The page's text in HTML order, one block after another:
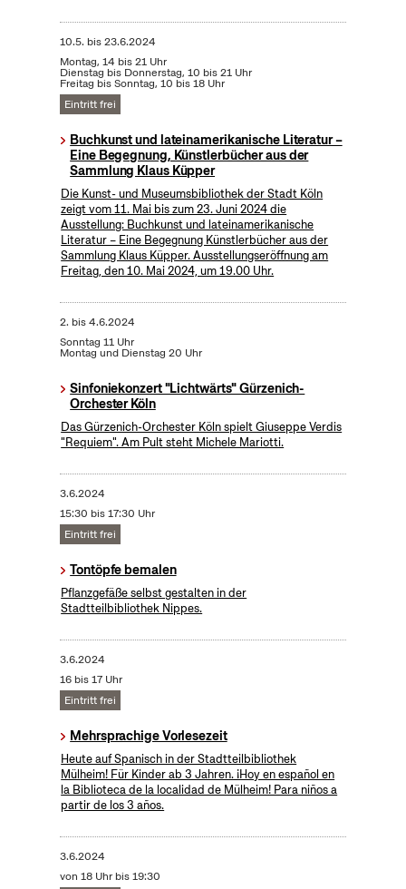
10.5. bis23.6.2024
Montag, 14 bis 21 Uhr
Dienstag bis Donnerstag, 10 bis 21 Uhr
Freitag bis Sonntag, 10 bis 18 Uhr
Eintritt frei
Buchkunst und lateinamerikanische Literatur –
Eine Begegnung, Künstlerbücher aus der
Sammlung Klaus Küpper
Die Kunst- und Museumsbibliothek der Stadt Köln
zeigt vom 11. Mai bis zum 23. Juni 2024 die
Ausstellung: Buchkunst und lateinamerikanische
Literatur – Eine Begegnung Künstlerbücher aus der
Sammlung Klaus Küpper. Ausstellungseröffnung am
Freitag, den 10. Mai 2024, um 19.00 Uhr.
2. bis4.6.2024
Sonntag 11 Uhr
Montag und Dienstag 20 Uhr
Sinfoniekonzert "Lichtwärts" Gürzenich-
Orchester Köln
Das Gürzenich-Orchester Köln spielt Giuseppe Verdis
"Requiem". Am Pult steht Michele Mariotti.
3.6.2024
15:30 bis 17:30 Uhr
Eintritt frei
Tontöpfe bemalen
Pflanzgefäße selbst gestalten in der
Stadtteilbibliothek Nippes.
3.6.2024
16 bis 17 Uhr
Eintritt frei
Mehrsprachige Vorlesezeit
Heute auf Spanisch in der Stadtteilbibliothek
Mülheim! Für Kinder ab 3 Jahren. ¡Hoy en español en
la Biblioteca de la localidad de Mülheim! Para niños a
partir de los 3 años.
3.6.2024
von 18 Uhr bis 19:30